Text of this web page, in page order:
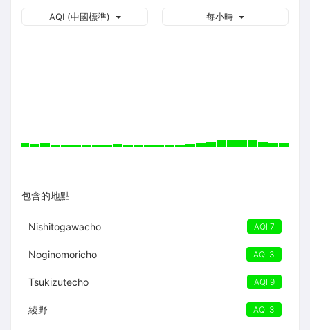
每小時
AQI (中國標準)
包含的地點
Nishitogawacho AQI 7
Noginomoricho AQI 3
Tsukizutecho AQI 9
綾野 AQI 3